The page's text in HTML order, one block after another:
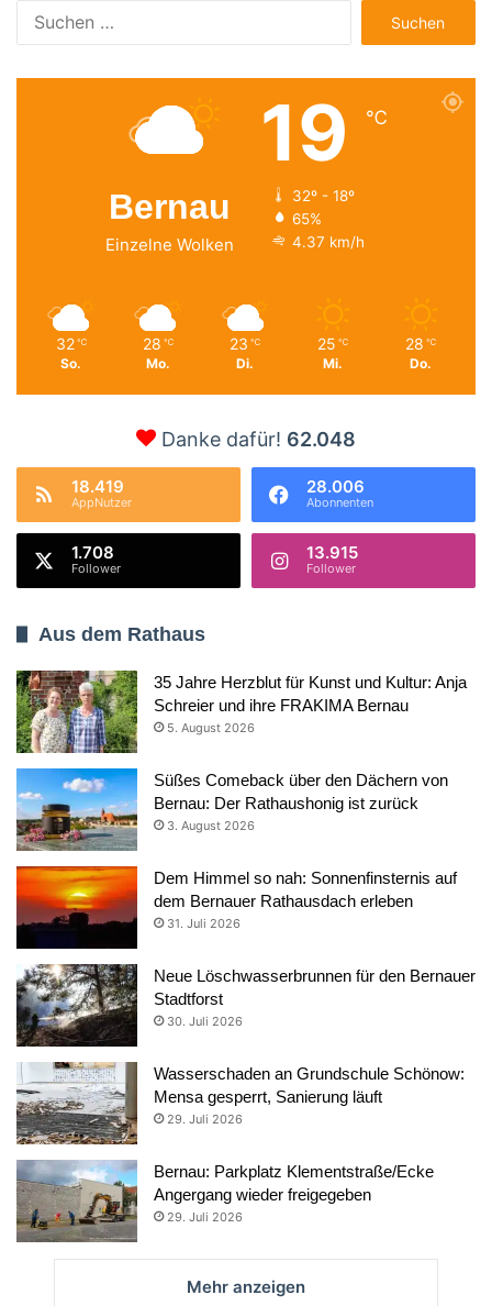
nach:
Bernau
Einzelne Wolken
19 ℃
32º - 18º
65%
4.37 km/h
32 ℃
So.
28 ℃
Mo.
23 ℃
Di.
25 ℃
Mi.
28 ℃
Do.
Danke dafür! 62.048
18.419
AppNutzer
28.006
Abonnenten
1.708
Follower
13.915
Follower
Aus dem Rathaus
35 Jahre Herzblut für Kunst und Kultur: Anja
Schreier und ihre FRAKIMA Bernau
5. August 2026
Süßes Comeback über den Dächern von
Bernau: Der Rathaushonig ist zurück
3. August 2026
Dem Himmel so nah: Sonnenfinsternis auf
dem Bernauer Rathausdach erleben
31. Juli 2026
Neue Löschwasserbrunnen für den Bernauer
Stadtforst
30. Juli 2026
Wasserschaden an Grundschule Schönow:
Mensa gesperrt, Sanierung läuft
29. Juli 2026
Bernau: Parkplatz Klementstraße/Ecke
Angergang wieder freigegeben
29. Juli 2026
Mehr anzeigen